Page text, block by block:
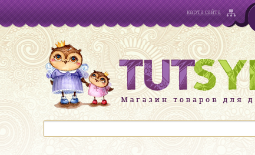
карта сайта